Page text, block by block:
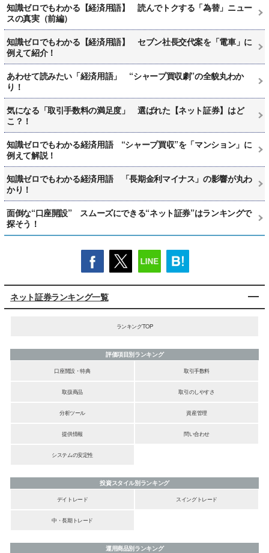
知識ゼロでもわかる【経済用語】 読んでトクする「為替」ニュー
スの真実（前編）
知識ゼロでもわかる【経済用語】 セブン社長交代案を「電車」に
例えて紹介！
あわせて読みたい「経済用語」 “シャープ買収劇”の全貌丸わか
り！
気になる「取引手数料の満足度」 選ばれた【ネット証券】はど
こ？！
知識ゼロでもわかる経済用語 “シャープ買収”を「マンション」に
例えて解説！
知識ゼロでもわかる経済用語 「長期金利マイナス」の影響が丸わ
かり！
面倒な“口座開設” スムーズにできる“ネット証券”はランキングで
探そう！
ネット証券ランキング一覧
ランキングTOP
評価項目別ランキング
口座開設・特典
取引手数料
取扱商品 取引のしやすさ
分析ツール 資産管理
提供情報 問い合わせ
システムの安定性
投資スタイル別ランキング
デイトレード
スイングトレード
中・長期トレード
運用商品別ランキング